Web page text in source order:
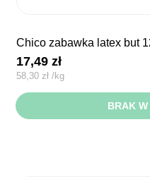
chico zabawka latex but
17,49zł
58,30 zł /kg
BRAK